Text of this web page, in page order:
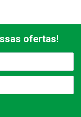
ofertas!